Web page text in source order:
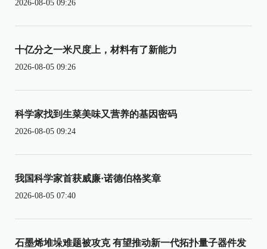
2026-08-05 09:26
十亿分之一米尺度上，材料有了新能力
2026-08-05 09:26
科学家找到生菜美味又营养的基因密码
2026-08-05 09:24
我国科学家首获威廉·诺德伯格奖章
2026-08-05 07:40
石墨烯堆垛难题被攻克 有望推动新一代拓扑量子器件发